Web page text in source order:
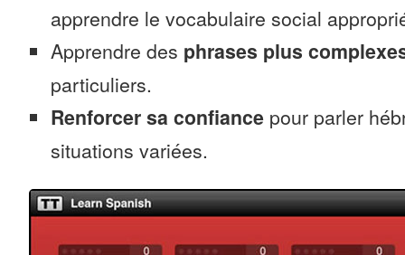
apprendre le vocabulaire social
Apprendre des phrases plus
particuliers.
Renforcer sa confiance pour parler
situations variées.